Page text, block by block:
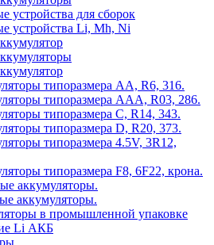
устройства для сборок
устройства Li, Mh, Ni
типоразмера АА, R6, 316.
типоразмера ААА, R03, 286.
типоразмера С, R14, 343.
типоразмера D, R20, 373.
типоразмера 4.5V, 3R12,
типоразмера F8, 6F22, крона.
аккумуляторы.
аккумуляторы.
в промышленной упаковке
Li АКБ